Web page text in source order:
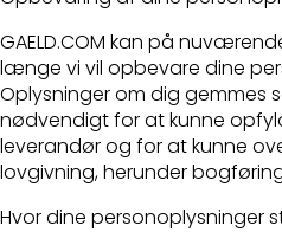
GAELD.COM kan på
længe vi vil opbevare dine
Oplysninger om dig gemmes
nødvendigt for at kunne
leverandør og for at kunne
lovgivning, herunder
Hvor dine personoplysninger